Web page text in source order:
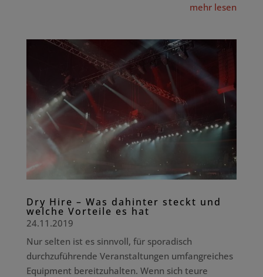
mehr lesen
Dry Hire – Was dahinter steckt und
welche Vorteile es hat
24.11.2019
Nur selten ist es sinnvoll, für sporadisch
durchzuführende Veranstaltungen umfangreiches
Equipment bereitzuhalten. Wenn sich teure